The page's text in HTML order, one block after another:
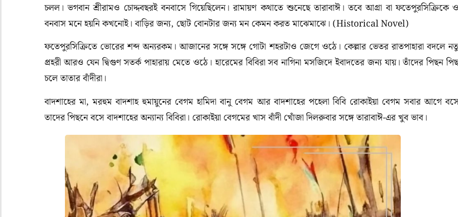
চলল। ভগবান শ্রীরামও চোদ্দবছরই বনবাসে গিয়েছিলেন। রামায়ণ কথাতে শুনেছে তারাবাঈ। তবে আগ্রা বা ফতেপুরসিক্রিকে
বনবাস মনে হয়নি কখনোই। বাড়ির জন্য, ছোট বোনটার জন্য মন কেমন করত মাঝেমাঝে। (Historical Novel)
ফতেপুরসিক্রিতে ভোরের শব্দ অন্যরকম। আজানের সঙ্গে সঙ্গে গোটা শহরটাও জেগে ওঠে। কেল্লার ভেতর রাতপাহারা বদলে
প্রহরী আরও যেন দ্বিগুণ সতর্ক পাহারায় মেতে ওঠে। হারেমের বিবিরা সব নাগিনা মসজিদে ইবাদতের জন্য যায়। তাঁদের পিছন
চলে তাতার বাঁদীরা।
বাদশাহের মা, মরহুম বাদশাহ হুমায়ুনের বেগম হামিদা বানু বেগম আর বাদশাহের পহেলা বিবি রোকাইয়া বেগম সবার আগে
তাদের পিছনে বসে বাদশাহের অন্যান্য বিবিরা। রোকাইয়া বেগমের খাস বাঁদী খোঁজা দিলরুবার সঙ্গে তারাবাঈ-এর খুব ভাব।